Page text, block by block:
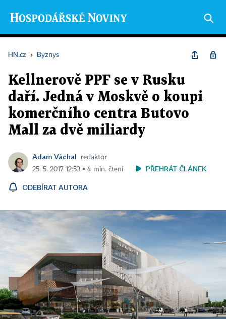
HN.cz › Byznys
Kellnerově PPF se v Rusku
daří. Jedná v Moskvě o koupi
komerčního centra Butovo
Mall za dvě miliardy
Adam Váchal
redaktor
25. 5. 2017 12:53 ▪ 4 min. čtení
PŘEHRÁT ČLÁNEK
ODEBÍRAT AUTORA